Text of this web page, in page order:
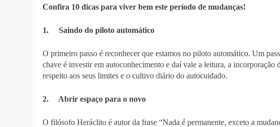
Confira 10 dicas para viver bem este período de mudanças!
1. Saindo do piloto automático
O primeiro passo é reconhecer que estamos no piloto automático. Um
chave é investir em autoconhecimento e daí vale a leitura, a incorporação
respeito aos seus limites e o cultivo diário do autocuidado.
2. Abrir espaço para o novo
O filósofo Heráclito é autor da frase “Nada é permanente, exceto a